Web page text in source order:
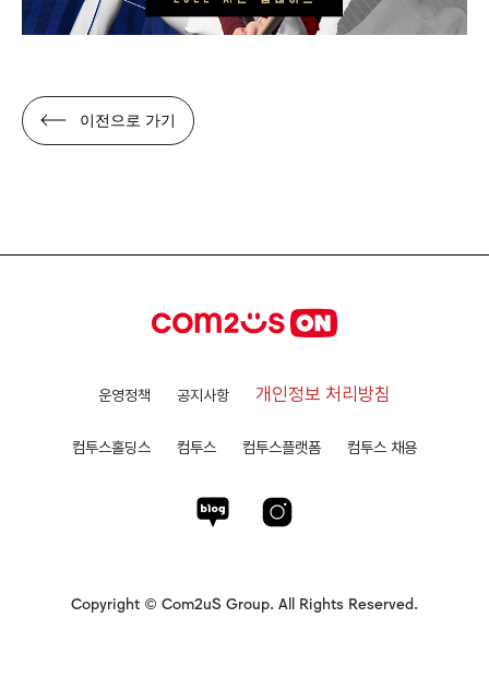
이전으로 가기
운영정책 공지사항 개인정보 처리방침
컴투스홀딩스 컴투스 컴투스플랫폼 컴투스 채용
Copyright © Com2uS Group. All Rights Reserved.